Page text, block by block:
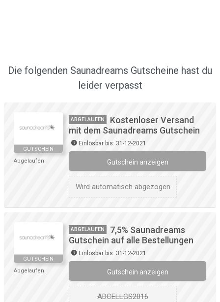
Die folgenden Saunadreams Gutscheine hast du
leider verpasst
GUTSCHEIN
Abgelaufen
ABGELAUFEN
Kostenloser Versand
mit dem Saunadreams Gutschein
Einlösbar bis: 31-12-2021
Gutschein anzeigen
Wird automatisch abgezogen
GUTSCHEIN
Abgelaufen
ABGELAUFEN
7,5% Saunadreams
Gutschein auf alle Bestellungen
Einlösbar bis: 31-12-2021
Gutschein anzeigen
ADCELLGS2016